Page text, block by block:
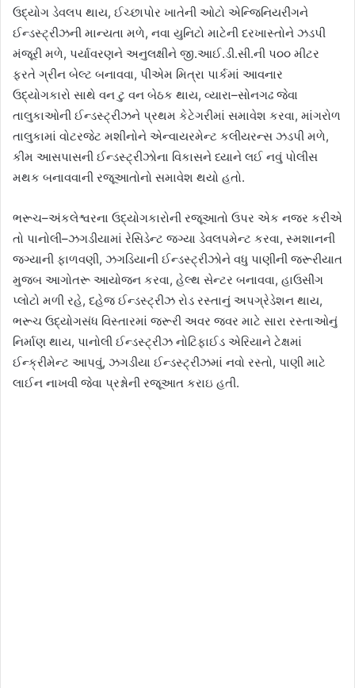
ઉદ્યોગ ડેવલપ થાય, ઈચ્છાપોર ખાતેની ઓટો એન્જિનિયરીંગને
ઈન્ડસ્ટ્રીઝની માન્યતા મળે, નવા યુનિટો માટેની દરખાસ્તોને ઝડપી
મંજૂરી મળે, પર્યાવરણને અનુલક્ષીને જી.આઈ.ડી.સી.ની પ૦૦ મીટર
ફરતે ગ્રીન બેલ્ટ બનાવવા, પીએમ મિત્રા પાર્કમાં આવનાર
ઉદ્યોગકારો સાથે વન ટુ વન બેઠક થાય, વ્યારા–સોનગઢ જેવા
તાલુકાઓની ઈન્ડસ્ટ્રીઝને પ્રથમ કેટેગરીમાં સમાવેશ કરવા, માંગરોળ
તાલુકામાં વોટરજેટ મશીનોને એન્વાયરમેન્ટ કલીયરન્સ ઝડપી મળે,
કીમ આસપાસની ઈન્ડસ્ટ્રીઝોના વિકાસને ધ્યાને લઈ નવું પોલીસ
મથક બનાવવાની રજૂઆતોનો સમાવેશ થયો હતો.
ભરૂચ–અંકલેશ્વરના ઉદ્યોગકારોની રજૂઆતો ઉપર એક નજર કરીએ
તો પાનોલી–ઝગડીયામાં રેસિડેન્ટ જગ્યા ડેવલપમેન્ટ કરવા, સ્મશાનની
જગ્યાની ફાળવણી, ઝગડિયાની ઈન્ડસ્ટ્રીઝોને વધુ પાણીની જરૂરીયાત
મુજબ આગોતરૂ આયોજન કરવા, હેલ્થ સેન્ટર બનાવવા, હાઉસીંગ
પ્લોટો મળી રહે, દહેજ ઈન્ડસ્ટ્રીઝ રોડ રસ્તાનું અપગ્રેડેશન થાય,
ભરૂચ ઉદ્યોગસંધ વિસ્તારમાં જરૂરી અવર જવર માટે સારા રસ્તાઓનું
નિર્માણ થાય, પાનોલી ઈન્ડસ્ટ્રીઝ નોટિફાઈડ એરિયાને ટેક્ષમાં
ઈન્ક્રીમેન્ટ આપવું, ઝગડીયા ઈન્ડસ્ટ્રીઝમાં નવો રસ્તો, પાણી માટે
લાઈન નાખવી જેવા પ્રશ્નોની રજૂઆત કરાઇ હતી.